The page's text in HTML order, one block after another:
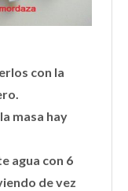
con la
masa hay
agua con 6
de vez